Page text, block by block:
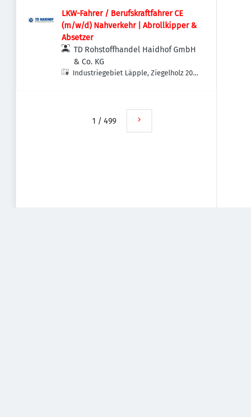
LKW-Fahrer / Berufskraftfahrer CE
(m/w/d) Nahverkehr | Abrollkipper &
Absetzer
TD Rohstoffhandel Haidhof GmbH
& Co. KG
Industriegebiet Läpple, Ziegelholz 20,
1 / 499